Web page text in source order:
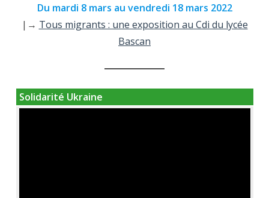
Du mardi 8 mars au vendredi 18 mars 2022
|→ Tous migrants : une exposition au Cdi du lycée
Bascan
Solidarité Ukraine